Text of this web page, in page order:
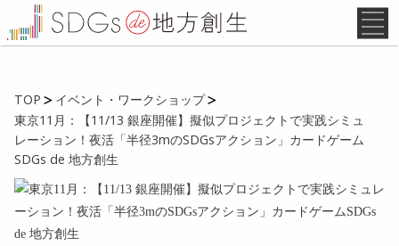
TOP
イベント・ワークショップ
東京11月：【11/13 銀座開催】擬似プロジェクトで実践シミュ
レーション！夜活「半径3mのSDGsアクション」カードゲーム
SDGs de 地方創生